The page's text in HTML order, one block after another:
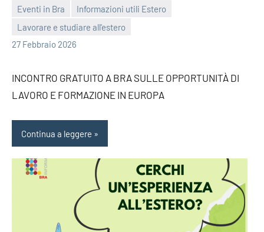
Eventi in Bra
Informazioni utili Estero
Lavorare e studiare all'estero
27 Febbraio 2026
bragiovani
INCONTRO GRATUITO A BRA SULLE OPPORTUNITÀ DI
LAVORO E FORMAZIONE IN EUROPA
Continua a leggere